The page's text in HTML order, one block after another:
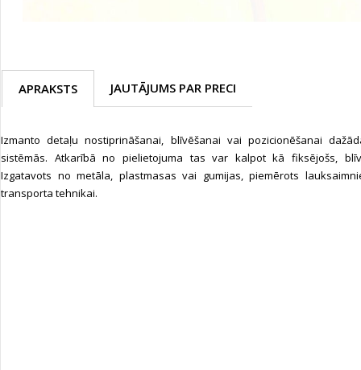
APRAKSTS JAUTĀJUMS PAR PRECI
Izmanto detaļu nostiprināšanai, blīvēšanai vai pozicionēšanai
sistēmās. Atkarībā no pielietojuma tas var kalpot kā fiksējošs,
Izgatavots no metāla, plastmasas vai gumijas, piemērots
transporta tehnikai.